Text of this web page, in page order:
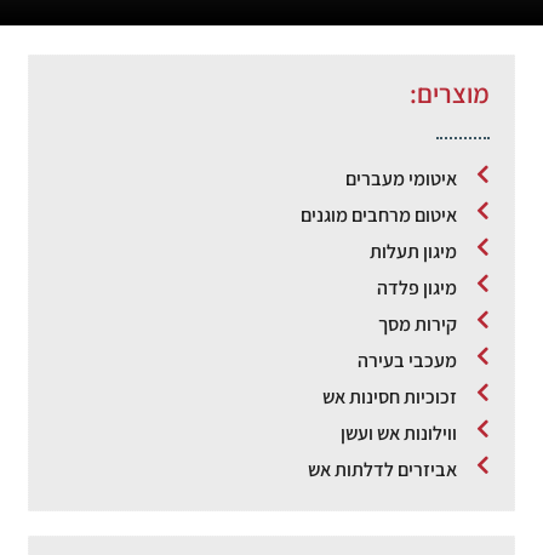
מוצרים:
איטומי מעברים
איטום מרחבים מוגנים
מיגון תעלות
מיגון פלדה
קירות מסך
מעכבי בעירה
זכוכיות חסינות אש
ווילונות אש ועשן
אביזרים לדלתות אש